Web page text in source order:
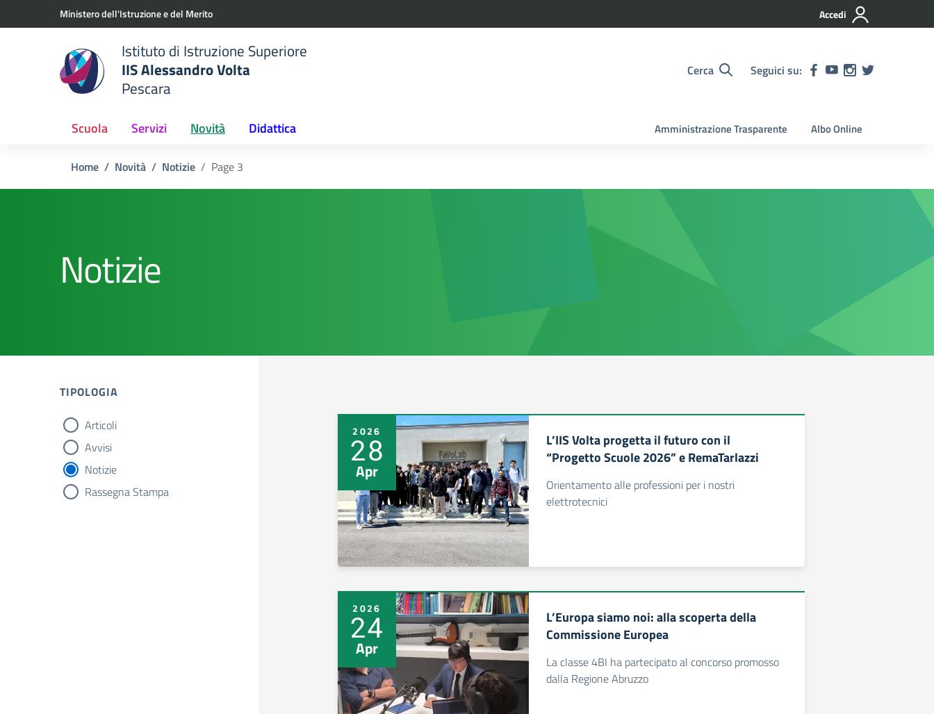
Vai ai contenuti
Vai al menu di navigazioneMinistero dell'Istruzione e del Merito Accedi
scuola
Istituto di Istruzione Superiore
IIS Alessandro Volta
Pescara
Cerca Seguici su:
Scuola Servizi Novità Didattica Amministrazione Trasparente Albo Online
Home Novità Notizie Page 3
Notizie
TIPOLOGIA
tipologia di articoli
Articoli
Avvisi
Notizie
Rassegna Stampa
2026
28
Apr
L’IIS Volta progetta il futuro con il
“Progetto Scuole 2026” e RemaTarlazzi
Orientamento alle professioni per i nostri
elettrotecnici
2026
24
Apr
L’Europa siamo noi: alla scoperta della
Commissione Europea
La classe 4BI ha partecipato al concorso promosso
dalla Regione Abruzzo